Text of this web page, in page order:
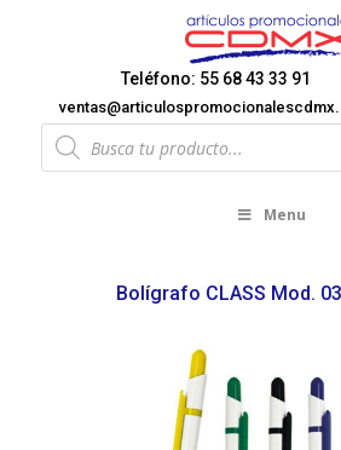
Teléfono: 55 68 43 33 91
Products
search
Menu
Bolígrafo CLASS Mod.